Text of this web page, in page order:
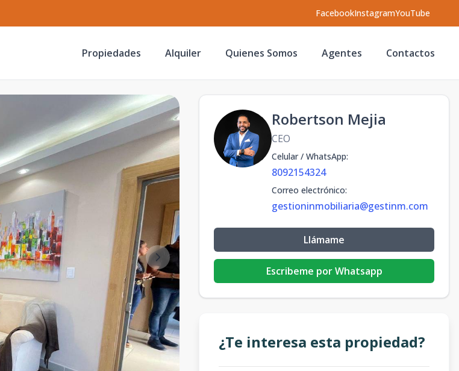
FacebookInstagramYouTube
Propiedades Alquiler Quienes Somos Agentes Contactos
Robertson Mejia
CEO
Celular / WhatsApp:
8092154324
Correo electrónico:
gestioninmobiliaria@gestinm.com
Llámame
Escribeme por Whatsapp
¿Te interesa esta propiedad?